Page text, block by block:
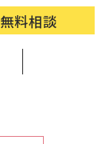
無料相談